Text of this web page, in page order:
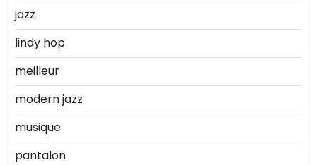
jazz
lindy hop
meilleur
modern jazz
musique
pantalon